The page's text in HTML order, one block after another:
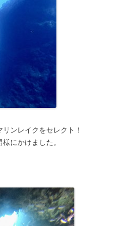
ンレイクをセレクト！
にかけました。